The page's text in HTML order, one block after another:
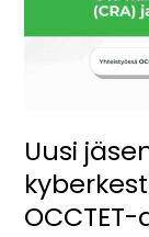
Uusi
automaatio